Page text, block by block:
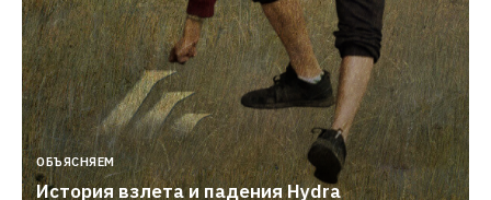
ОБЪЯСНЯЕМ
История взлета и падения Hydra